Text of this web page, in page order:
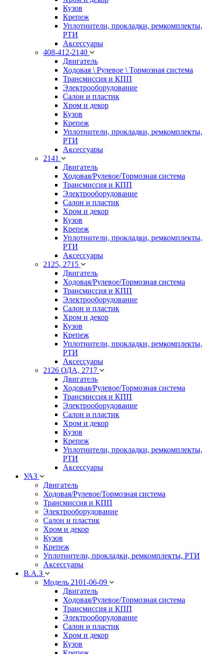
Кузов
Крепеж
Уплотнители, прокладки, ремкомплекты,
РТИ
Аксессуары
408-412-2140
Двигатель
Ходовая \ Рулевое \ Тормозная система
Трансмиссия и КПП
Электрооборудование
Салон и пластик
Хром и декор
Кузов
Крепеж
Уплотнители, прокладки, ремкомплекты,
РТИ
Аксессуары
2141
Двигатель
Ходовая/Рулевое/Тормозная система
Трансмиссия и КПП
Электрооборудование
Салон и пластик
Хром и декор
Кузов
Крепеж
Уплотнители, прокладки, ремкомплекты,
РТИ
Аксессуары
2125, 2715
Двигатель
Ходовая/Рулевое/Тормозная система
Трансмиссия и КПП
Электрооборудование
Салон и пластик
Хром и декор
Кузов
Крепеж
Уплотнители, прокладки, ремкомплекты,
РТИ
Аксессуары
2126 ОДА, 2717
Двигатель
Ходовая/Рулевое/Тормозная система
Трансмиссия и КПП
Электрооборудование
Салон и пластик
Хром и декор
Кузов
Крепеж
Уплотнители, прокладки, ремкомплекты,
РТИ
Аксессуары
УАЗ
Двигатель
Ходовая/Рулевое/Тормозная система
Трансмиссия и КПП
Электрооборудование
Салон и пластик
Хром и декор
Кузов
Крепеж
Уплотнители, прокладки, ремкомплекты, РТИ
Аксессуары
В.А.З
Модель 2101-06-09
Двигатель
Ходовая/Рулевое/Тормозная система
Трансмиссия и КПП
Электрооборудование
Салон и пластик
Хром и декор
Кузов